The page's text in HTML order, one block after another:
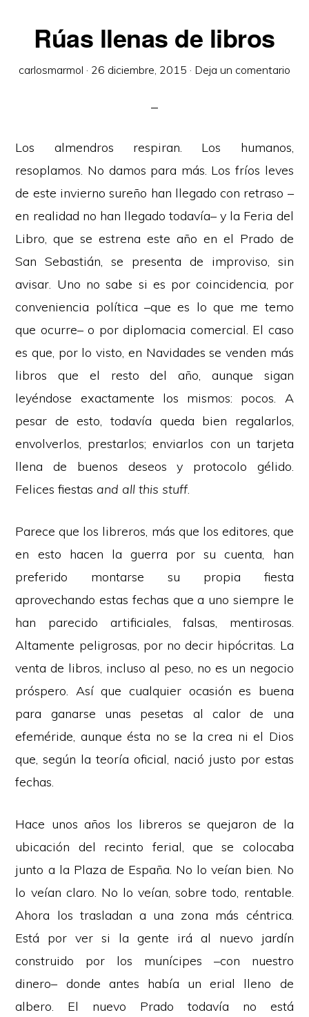
Rúas llenas de libros
carlosmarmol · 26 diciembre, 2015 · Deja un comentario
Los almendros respiran. Los humanos,
resoplamos. No damos para más. Los fríos leves
de este invierno sureño han llegado con retraso –
en realidad no han llegado todavía– y la Feria del
Libro, que se estrena este año en el Prado de
San Sebastián, se presenta de improviso, sin
avisar. Uno no sabe si es por coincidencia, por
conveniencia política –que es lo que me temo
que ocurre– o por diplomacia comercial. El caso
es que, por lo visto, en Navidades se venden más
libros que el resto del año, aunque sigan
leyéndose exactamente los mismos: pocos. A
pesar de esto, todavía queda bien regalarlos,
envolverlos, prestarlos; enviarlos con un tarjeta
llena de buenos deseos y protocolo gélido.
Felices fiestas and all this stuff.
Parece que los libreros, más que los editores, que
en esto hacen la guerra por su cuenta, han
preferido montarse su propia fiesta
aprovechando estas fechas que a uno siempre le
han parecido artificiales, falsas, mentirosas.
Altamente peligrosas, por no decir hipócritas. La
venta de libros, incluso al peso, no es un negocio
próspero. Así que cualquier ocasión es buena
para ganarse unas pesetas al calor de una
efeméride, aunque ésta no se la crea ni el Dios
que, según la teoría oficial, nació justo por estas
fechas.
Hace unos años los libreros se quejaron de la
ubicación del recinto ferial, que se colocaba
junto a la Plaza de España. No lo veían bien. No
lo veían claro. No lo veían, sobre todo, rentable.
Ahora los trasladan a una zona más céntrica.
Está por ver si la gente irá al nuevo jardín
construido por los munícipes –con nuestro
dinero– donde antes había un erial lleno de
albero. El nuevo Prado todavía no está